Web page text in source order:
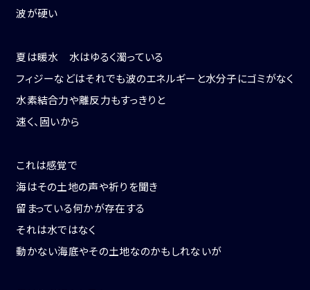
波が硬い
夏は暖水 水はゆるく濁っている
フィジーなどはそれでも波のエネルギーと水分子にゴミがなく
水素結合力や離反力もすっきりと
速く、固いから
これは感覚で
海はその土地の声や祈りを聞き
留まっている何かが存在する
それは水ではなく
動かない海底やその土地なのかもしれないが